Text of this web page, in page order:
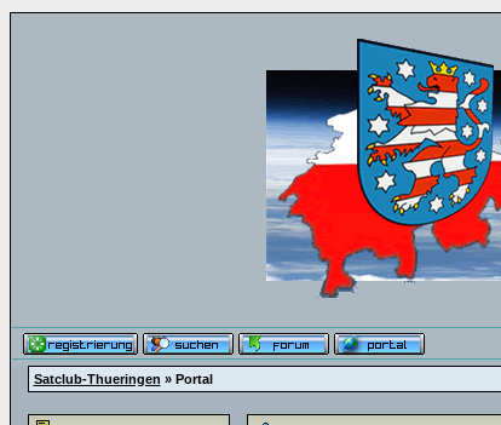
Satclub-Thueringen » Portal